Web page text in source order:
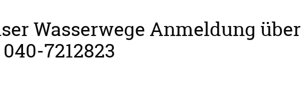
Wasserwege Anmeldung über
7212823